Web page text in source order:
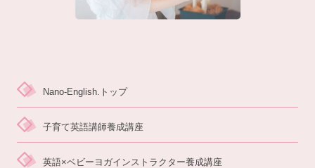
Nano-English.トップ
子育て英語講師養成講座
英語×ベビーヨガイ ンストラクター養成講座